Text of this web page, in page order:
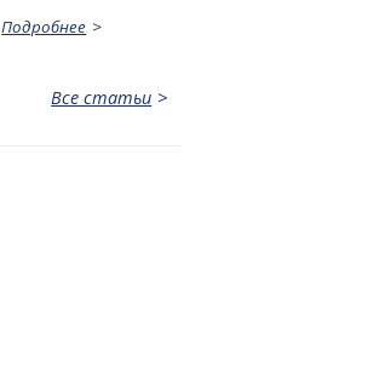
Подробнее
Все статьи